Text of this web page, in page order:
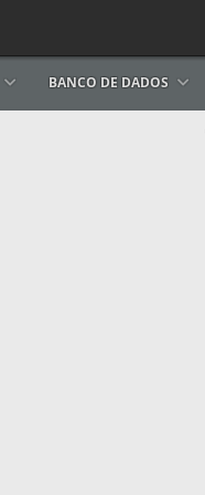
BANCO DE DADOS